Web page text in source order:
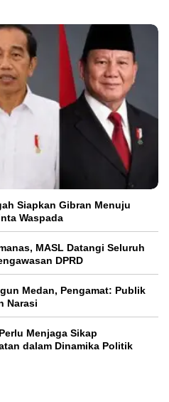
Siapkan Gibran Menuju
Waspada
MASL Datangi Seluruh
DPRD
Medan, Pengamat: Publik
Narasi
Menjaga Sikap
dalam Dinamika Politik